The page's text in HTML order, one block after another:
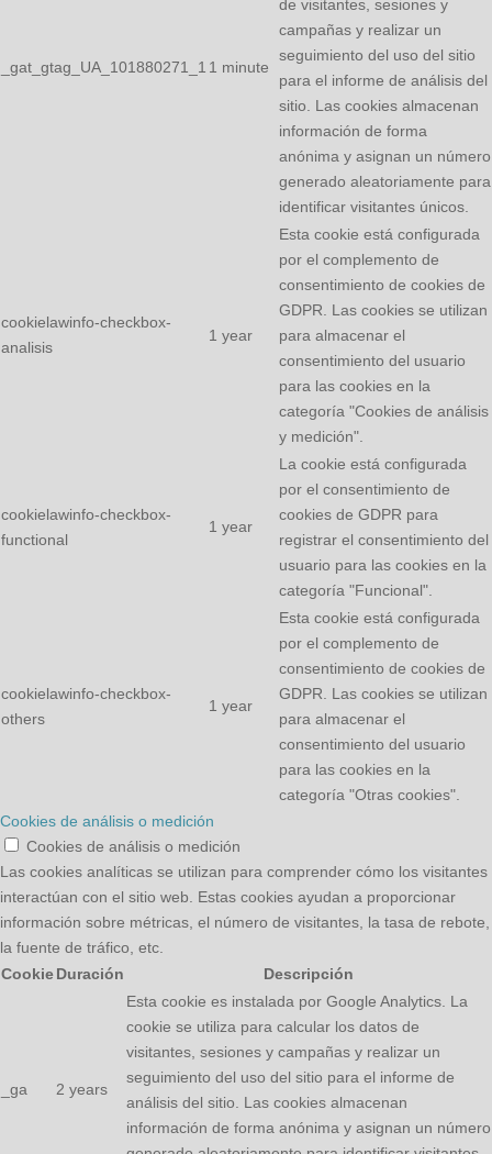
_gat_gtag_UA_101880271_1 1 minute
de visitantes, sesiones y
campañas y realizar un
seguimiento del uso del sitio
para el informe de análisis del
sitio. Las cookies almacenan
información de forma
anónima y asignan un número
generado aleatoriamente para
identificar visitantes únicos.
cookielawinfo-checkbox-
analisis
1 year
Esta cookie está configurada
por el complemento de
consentimiento de cookies de
GDPR. Las cookies se utilizan
para almacenar el
consentimiento del usuario
para las cookies en la
categoría "Cookies de análisis
y medición".
cookielawinfo-checkbox-
functional
1 year
La cookie está configurada
por el consentimiento de
cookies de GDPR para
registrar el consentimiento del
usuario para las cookies en la
categoría "Funcional".
cookielawinfo-checkbox-
others
1 year
Esta cookie está configurada
por el complemento de
consentimiento de cookies de
GDPR. Las cookies se utilizan
para almacenar el
consentimiento del usuario
para las cookies en la
categoría "Otras cookies".
Cookies de análisis o medición
Cookies de análisis o medición
Las cookies analíticas se utilizan para comprender cómo los visitantes
interactúan con el sitio web. Estas cookies ayudan a proporcionar
información sobre métricas, el número de visitantes, la tasa de rebote,
la fuente de tráfico, etc.
CookieDuración Descripción
_ga 2 years
Esta cookie es instalada por Google Analytics. La
cookie se utiliza para calcular los datos de
visitantes, sesiones y campañas y realizar un
seguimiento del uso del sitio para el informe de
análisis del sitio. Las cookies almacenan
información de forma anónima y asignan un número